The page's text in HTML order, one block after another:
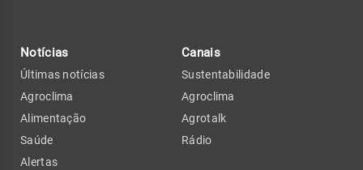
Notícias
Últimas notícias
Agroclima
Alimentação
Saúde
Alertas
Canais
Sustentabilidade
Agroclima
Agrotalk
Rádio